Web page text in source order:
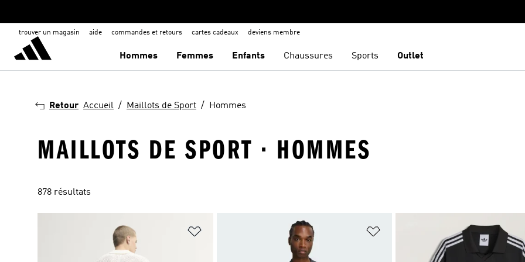
trouver un magasin aide commandes et retours cartes cadeaux deviens membre
Hommes Femmes Enfants Chaussures Sports Outlet
Retour Accueil Maillots de Sport Hommes
MAILLOTS DE SPORT · HOMMES
878 résultats
Ajouter à la Liste de produits favoris Ajouter à la Liste de produits